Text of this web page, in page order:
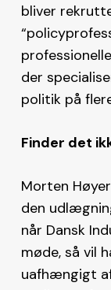
bliver
der
politik på
Finder det
Morten
den
når Dansk
møde, så vil
uafhængigt